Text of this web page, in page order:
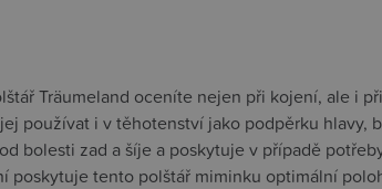
Träumeland oceníte nejen při kojení, ale i
používat i v těhotenství jako podpěrku hlavy,
bolesti zad a šíje a poskytuje v případě
poskytuje tento polštář miminku optimální